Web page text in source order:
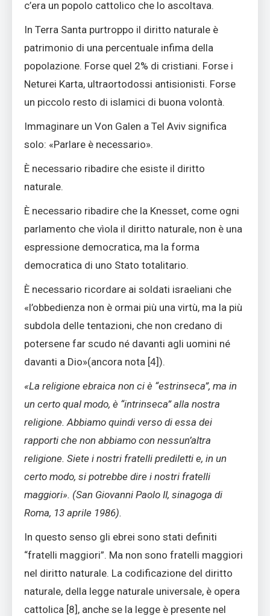
c’era un popolo cattolico che lo ascoltava.
In Terra Santa purtroppo il diritto naturale è
patrimonio di una percentuale infima della
popolazione. Forse quel 2% di cristiani. Forse i
Neturei Karta, ultraortodossi antisionisti. Forse
un piccolo resto di islamici di buona volontà.
Immaginare un Von Galen a Tel Aviv significa
solo: «Parlare è necessario».
È necessario ribadire che esiste il diritto
naturale.
È necessario ribadire che la Knesset, come ogni
parlamento che vìola il diritto naturale, non è una
espressione democratica, ma la forma
democratica di uno Stato totalitario.
È necessario ricordare ai soldati israeliani che
«l’obbedienza non è ormai più una virtù, ma la più
subdola delle tentazioni, che non credano di
potersene far scudo né davanti agli uomini né
davanti a Dio»(ancora nota [4]).
«La religione ebraica non ci è “estrinseca”, ma in
un certo qual modo, è “intrinseca” alla nostra
religione. Abbiamo quindi verso di essa dei
rapporti che non abbiamo con nessun’altra
religione. Siete i nostri fratelli prediletti e, in un
certo modo, si potrebbe dire i nostri fratelli
maggiori». (San Giovanni Paolo II, sinagoga di
Roma, 13 aprile 1986).
In questo senso gli ebrei sono stati definiti
“fratelli maggiori”. Ma non sono fratelli maggiori
nel diritto naturale. La codificazione del diritto
naturale, della legge naturale universale, è opera
cattolica [8] , anche se la legge è presente nel